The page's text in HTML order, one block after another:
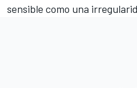
sensible como una